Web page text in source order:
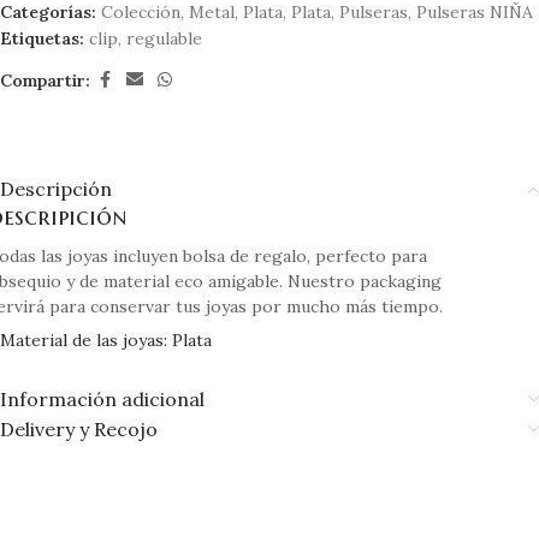
Categorías: Colección, Metal, Plata, Plata, Pulseras, Pulseras NIÑA
Etiquetas: clip, regulable
Compartir:
Descripción
las joyas incluyen bolsa de regalo, perfecto para
y de material eco amigable. Nuestro packaging
para conservar tus joyas por mucho más tiempo.
Material de las joyas: Plata
Información adicional
Delivery y Recojo